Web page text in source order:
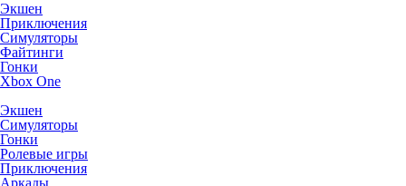
Экшен
Приключения
Симуляторы
Файтинги
Гонки
Xbox One
Экшен
Симуляторы
Гонки
Ролевые игры
Приключения
Аркады